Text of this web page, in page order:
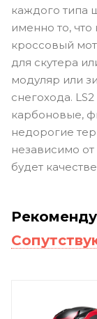
каждого типа
именно то,
кроссовый
для скутера
модуляр или
снегохода.
карбоновые,
недорогие
независимо
будет